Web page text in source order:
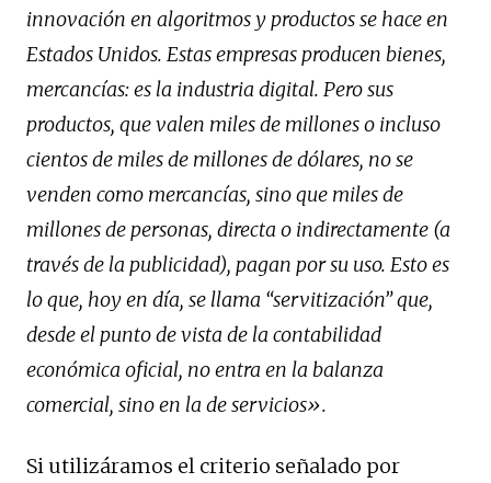
innovación en algoritmos y productos se hace en
Estados Unidos. Estas empresas producen bienes,
mercancías: es la industria digital. Pero sus
productos, que valen miles de millones o incluso
cientos de miles de millones de dólares, no se
venden como mercancías, sino que miles de
millones de personas, directa o indirectamente (a
través de la publicidad), pagan por su uso. Esto es
lo que, hoy en día, se llama “servitización” que,
desde el punto de vista de la contabilidad
económica oficial, no entra en la balanza
comercial, sino en la de servicios».
Si utilizáramos el criterio señalado por